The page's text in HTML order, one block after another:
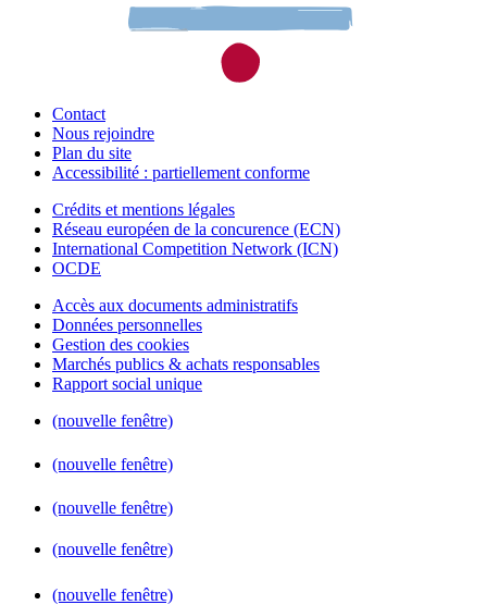
Contact
Nous rejoindre
Plan du site
Accessibilité : partiellement conforme
Crédits et mentions légales
Réseau européen de la concurence (ECN)
International Competition Network (ICN)
OCDE
Accès aux documents administratifs
Données personnelles
Gestion des cookies
Marchés publics & achats responsables
Rapport social unique
(nouvelle fenêtre)
(nouvelle fenêtre)
(nouvelle fenêtre)
(nouvelle fenêtre)
(nouvelle fenêtre)